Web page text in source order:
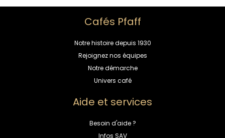
Cafés Pfaff
Notre histoire depuis 1930
Rejoignez nos équipes
Notre démarche
Univers café
Aide et services
Besoin d'aide ?
Infos SAV